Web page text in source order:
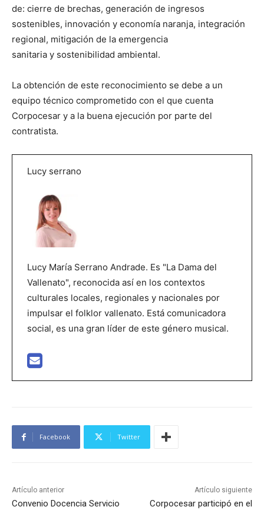
de: cierre de brechas, generación de ingresos
sostenibles, innovación y economía naranja, integración
regional, mitigación de la emergencia
sanitaria y sostenibilidad ambiental.
La obtención de este reconocimiento se debe a un
equipo técnico comprometido con el que cuenta
Corpocesar y a la buena ejecución por parte del
contratista.
Lucy serrano
Lucy María Serrano Andrade. Es "La Dama del
Vallenato", reconocida así en los contextos
culturales locales, regionales y nacionales por
impulsar el folklor vallenato. Está comunicadora
social, es una gran líder de este género musical.
Facebook Twitter
Artículo anterior
Convenio Docencia Servicio
Artículo siguiente
Corpocesar participó en el